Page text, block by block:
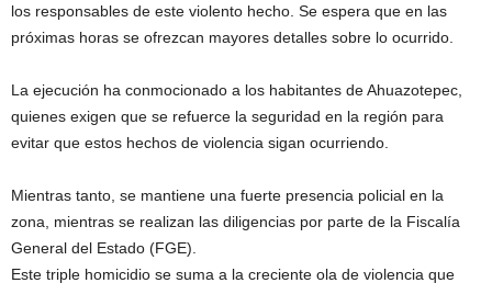
los responsables de este violento hecho. Se espera que en las
próximas horas se ofrezcan mayores detalles sobre lo ocurrido.
La ejecución ha conmocionado a los habitantes de Ahuazotepec,
quienes exigen que se refuerce la seguridad en la región para
evitar que estos hechos de violencia sigan ocurriendo.
Mientras tanto, se mantiene una fuerte presencia policial en la
zona, mientras se realizan las diligencias por parte de la Fiscalía
General del Estado (FGE).
Este triple homicidio se suma a la creciente ola de violencia que